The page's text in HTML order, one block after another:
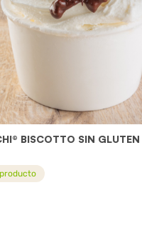
BISCOTTO SIN GLUTEN